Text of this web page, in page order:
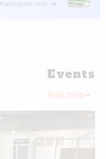
Participate now
Events
Read more